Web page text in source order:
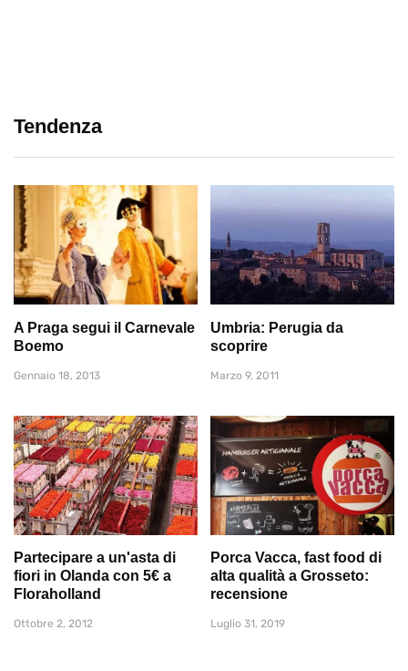
Tendenza
A Praga segui il Carnevale
Boemo
Gennaio 18, 2013
Umbria: Perugia da
scoprire
Marzo 9, 2011
Partecipare a un'asta di
fiori in Olanda con 5€ a
Floraholland
Ottobre 2, 2012
Porca Vacca, fast food di
alta qualità a Grosseto:
recensione
Luglio 31, 2019